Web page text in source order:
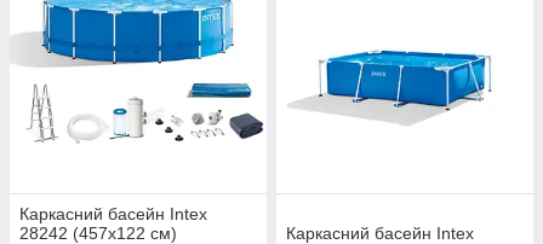
Каркасний басейн Intex
28242 (457x122 см)
Каркасний басейн Intex